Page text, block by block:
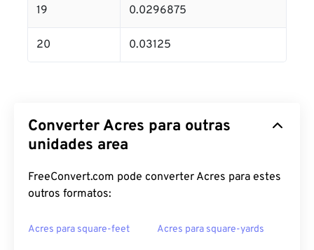
19 0.0296875
20 0.03125
Converter Acres para outras
unidades area
FreeConvert.com pode converter Acres para estes
outros formatos:
Acres para square-feet Acres para square-yards